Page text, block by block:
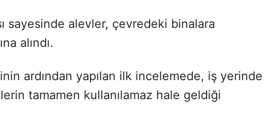
sayesinde alevler, çevredeki binalara
alındı.
ardından yapılan ilk incelemede, iş yerinde
tamamen kullanılamaz hale geldiği